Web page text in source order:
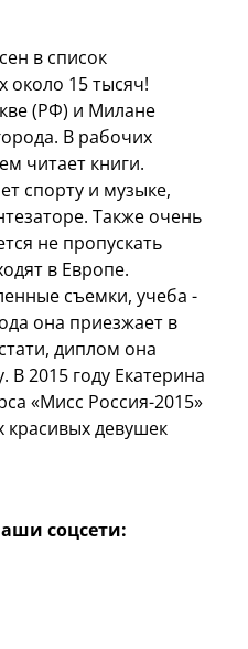
в список
около 15 тысяч!
(РФ) и Милане
В рабочих
читает книги.
спорту и музыке,
Также очень
не пропускать
в Европе.
съемки, учеба -
она приезжает в
диплом она
В 2015 году Екатерина
«Мисс Россия-2015»
девушек
соцсети: